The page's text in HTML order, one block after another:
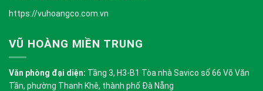
https://vuhoangco.com.vn
VŨ HOÀNG MIỀN TRUNG
Văn phòng đại diện: Tầng 3, H3-B1 Tòa nhà Savico số 66 Võ Văn
Tần, phường Thanh Khê, thành phố Đà Nẵng